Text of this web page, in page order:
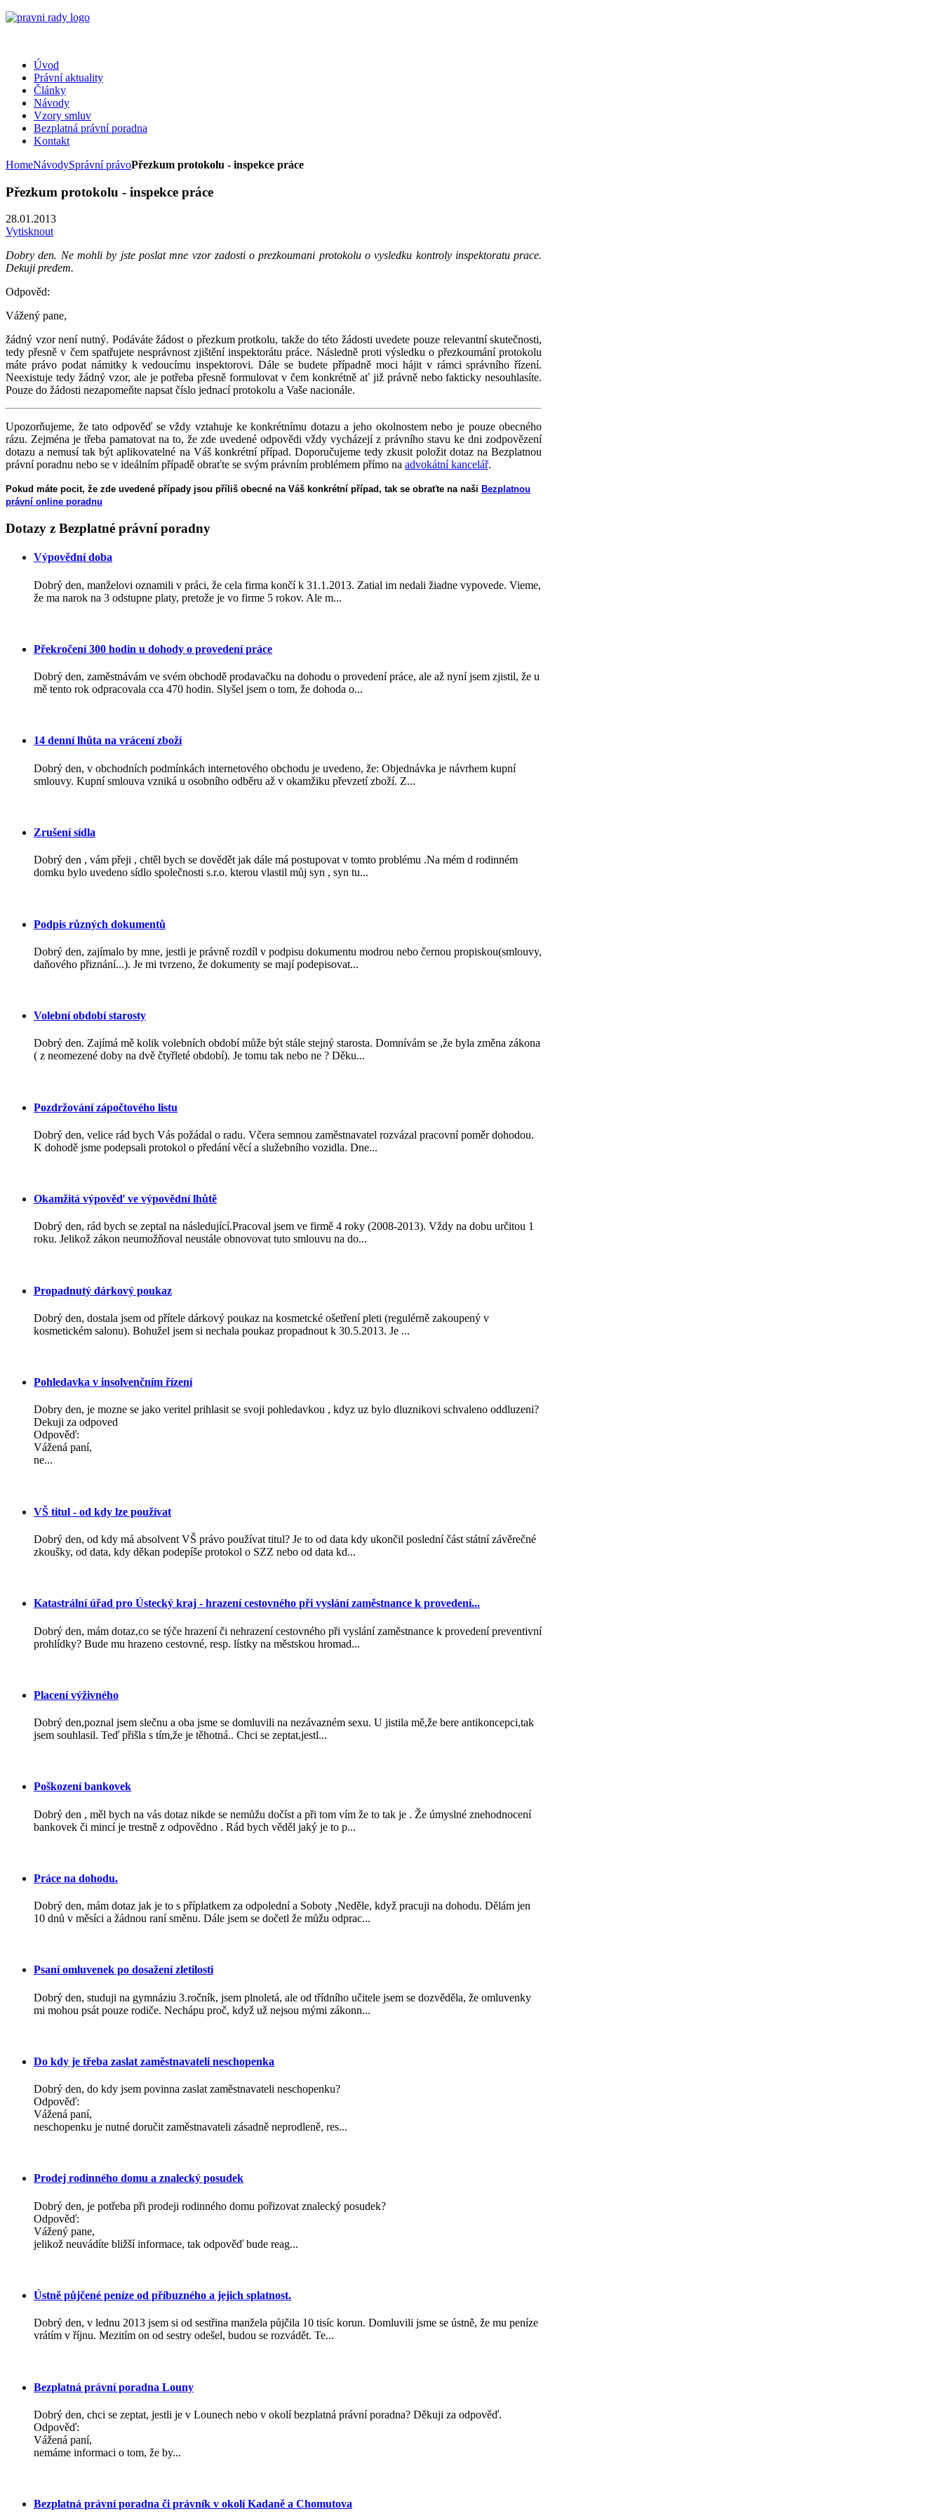
Úvod
Právní aktuality
Články
Návody
Vzory smluv
Bezplatná právní poradna
Kontakt
HomeNávodySprávní právoPřezkum protokolu - inspekce práce
Přezkum protokolu - inspekce práce
28.01.2013
Vytisknout
Dobry den. Ne mohli by jste poslat mne vzor zadosti o prezkoumani protokolu o vysledku kontroly inspektoratu prace.
Dekuji predem.
Odpověd:
Vážený pane,
žádný vzor není nutný. Podáváte žádost o přezkum protkolu, takže do této žádosti uvedete pouze relevantní skutečnosti,
tedy přesně v čem spatřujete nesprávnost zjištění inspektorátu práce. Následně proti výsledku o přezkoumání protokolu
máte právo podat námitky k vedoucímu inspektorovi. Dále se budete případně moci hájit v rámci správního řízení.
Neexistuje tedy žádný vzor, ale je potřeba přesně formulovat v čem konkrétně ať již právně nebo fakticky nesouhlasíte.
Pouze do žádosti nezapomeňte napsat číslo jednací protokolu a Vaše nacionále.
Upozorňujeme, že tato odpověď se vždy vztahuje ke konkrétnímu dotazu a jeho okolnostem nebo je pouze obecného
rázu. Zejména je třeba pamatovat na to, že zde uvedené odpovědi vždy vycházejí z právního stavu ke dni zodpovězení
dotazu a nemusí tak být aplikovatelné na Váš konkrétní případ. Doporučujeme tedy zkusit položit dotaz na Bezplatnou
právní poradnu nebo se v ideálním případě obraťte se svým právním problémem přímo na advokátní kancelář.
Pokud máte pocit, že zde uvedené případy jsou příliš obecné na Váš konkrétní případ, tak se obraťte na naši Bezplatnou
právní online poradnu
Dotazy z Bezplatné právní poradny
Výpovědní doba
Dobrý den, manželovi oznamili v práci, že cela firma končí k 31.1.2013. Zatial im nedali žiadne vypovede. Vieme,
že ma narok na 3 odstupne platy, pretože je vo firme 5 rokov. Ale m...
Překročení 300 hodin u dohody o provedení práce
Dobrý den, zaměstnávám ve svém obchodě prodavačku na dohodu o provedení práce, ale až nyní jsem zjistil, že u
mě tento rok odpracovala cca 470 hodin. Slyšel jsem o tom, že dohoda o...
14 denní lhůta na vrácení zboží
Dobrý den, v obchodních podmínkách internetového obchodu je uvedeno, že: Objednávka je návrhem kupní
smlouvy. Kupní smlouva vzniká u osobního odběru až v okamžiku převzetí zboží. Z...
Zrušení sídla
Dobrý den , vám přeji , chtěl bych se dovědět jak dále má postupovat v tomto problému .Na mém d rodinném
domku bylo uvedeno sídlo společnosti s.r.o. kterou vlastil můj syn , syn tu...
Podpis různých dokumentů
Dobrý den, zajímalo by mne, jestli je právně rozdíl v podpisu dokumentu modrou nebo černou propiskou(smlouvy,
daňového přiznání...). Je mi tvrzeno, že dokumenty se mají podepisovat...
Volební období starosty
Dobrý den. Zajímá mě kolik volebních období může být stále stejný starosta. Domnívám se ,že byla změna zákona
( z neomezené doby na dvě čtyřleté období). Je tomu tak nebo ne ? Děku...
Pozdržování zápočtového listu
Dobrý den, velice rád bych Vás požádal o radu. Včera semnou zaměstnavatel rozvázal pracovní poměr dohodou.
K dohodě jsme podepsali protokol o předání věcí a služebního vozidla. Dne...
Okamžitá výpověď ve výpovědní lhůtě
Dobrý den, rád bych se zeptal na následující.Pracoval jsem ve firmě 4 roky (2008-2013). Vždy na dobu určitou 1
roku. Jelikož zákon neumožňoval neustále obnovovat tuto smlouvu na do...
Propadnutý dárkový poukaz
Dobrý den, dostala jsem od přítele dárkový poukaz na kosmetcké ošetření pleti (regulérně zakoupený v
kosmetickém salonu). Bohužel jsem si nechala poukaz propadnout k 30.5.2013. Je ...
Pohledavka v insolvenčním řízení
Dobry den, je mozne se jako veritel prihlasit se svoji pohledavkou , kdyz uz bylo dluznikovi schvaleno oddluzeni?
Dekuji za odpoved
Odpověď:
Vážená paní,
ne...
VŠ titul - od kdy lze používat
Dobrý den, od kdy má absolvent VŠ právo používat titul? Je to od data kdy ukončil poslední část státní závěrečné
zkoušky, od data, kdy děkan podepíše protokol o SZZ nebo od data kd...
Katastrální úřad pro Ústecký kraj - hrazení cestovného při vyslání zaměstnance k provedení...
Dobrý den, mám dotaz,co se týče hrazení či nehrazení cestovného při vyslání zaměstnance k provedení preventivní
prohlídky? Bude mu hrazeno cestovné, resp. lístky na městskou hromad...
Placení výživného
Dobrý den,poznal jsem slečnu a oba jsme se domluvili na nezávazném sexu. U jistila mě,že bere antikoncepci,tak
jsem souhlasil. Teď přišla s tím,že je těhotná.. Chci se zeptat,jestl...
Poškození bankovek
Dobrý den , měl bych na vás dotaz nikde se nemůžu dočíst a při tom vím že to tak je . Že úmyslné znehodnocení
bankovek či mincí je trestně z odpovědno . Rád bych věděl jaký je to p...
Práce na dohodu.
Dobrý den, mám dotaz jak je to s příplatkem za odpolední a Soboty ,Neděle, když pracuji na dohodu. Dělám jen
10 dnů v měsíci a žádnou raní směnu. Dále jsem se dočetl že můžu odprac...
Psaní omluvenek po dosažení zletilosti
Dobrý den, studuji na gymnáziu 3.ročník, jsem plnoletá, ale od třídního učitele jsem se dozvěděla, že omluvenky
mi mohou psát pouze rodiče. Nechápu proč, když už nejsou mými zákonn...
Do kdy je třeba zaslat zaměstnavateli neschopenka
Dobrý den, do kdy jsem povinna zaslat zaměstnavateli neschopenku?
Odpověď:
Vážená paní,
neschopenku je nutné doručit zaměstnavateli zásadně neprodleně, res...
Prodej rodinného domu a znalecký posudek
Dobrý den, je potřeba při prodeji rodinného domu pořizovat znalecký posudek?
Odpověď:
Vážený pane,
jelikož neuvádíte bližší informace, tak odpověď bude reag...
Ústně půjčené peníze od příbuzného a jejich splatnost.
Dobrý den, v lednu 2013 jsem si od sestřina manžela půjčila 10 tisíc korun. Domluvili jsme se ústně, že mu peníze
vrátím v říjnu. Mezitím on od sestry odešel, budou se rozvádět. Te...
Bezplatná právní poradna Louny
Dobrý den, chci se zeptat, jestli je v Lounech nebo v okolí bezplatná právní poradna? Děkuji za odpověď.
Odpověď:
Vážená paní,
nemáme informaci o tom, že by...
Bezplatná právní poradna či právník v okolí Kadaně a Chomutova